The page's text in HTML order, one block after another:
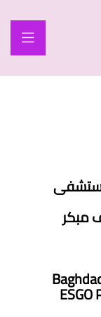
مبكر